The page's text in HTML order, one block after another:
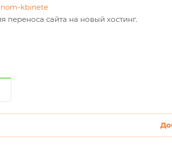
kbinete
переноса сайта на новый хостинг.